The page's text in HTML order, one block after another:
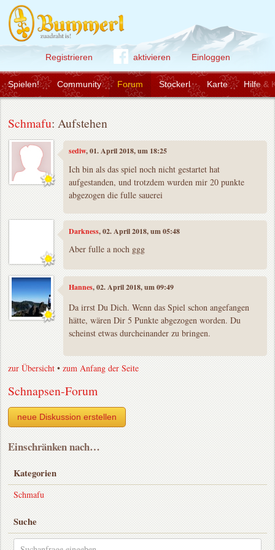
Registrieren aktivieren Einloggen
Community Forum Stockerl Karte Hilfe &
Spielen!
Schmafu: Aufstehen
sediw, 01. April 2018, um 18:25
Ich bin als das spiel noch nicht gestartet hat
aufgestanden, und trotzdem wurden mir 20 punkte
abgezogen die fulle sauerei
Darkness, 02. April 2018, um 05:48
Aber fulle a noch ggg
Hannes, 02. April 2018, um 09:49
Da irrst Du Dich. Wenn das Spiel schon angefangen
hätte, wären Dir 5 Punkte abgezogen worden. Du
scheinst etwas durcheinander zu bringen.
zur Übersicht •zum Anfang der Seite
Schnapsen-Forum
neue Diskussion erstellen
Einschränken nach…
Kategorien
Schmafu
Suche